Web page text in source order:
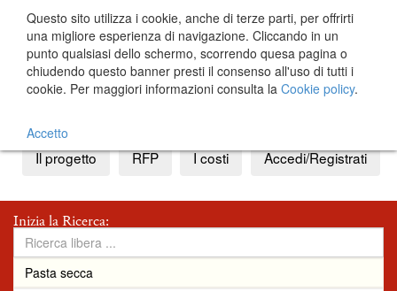
Il progetto RFP I costi Accedi/Registrati
Inizia la Ricerca:
Questo sito utilizza i cookie, anche di terze parti, per offrirti
una migliore esperienza di navigazione. Cliccando in un
punto qualsiasi dello schermo, scorrendo quesa pagina o
chiudendo questo banner presti il consenso all'uso di tutti i
cookie. Per maggiori informazioni consulta la Cookie policy.
Accetto